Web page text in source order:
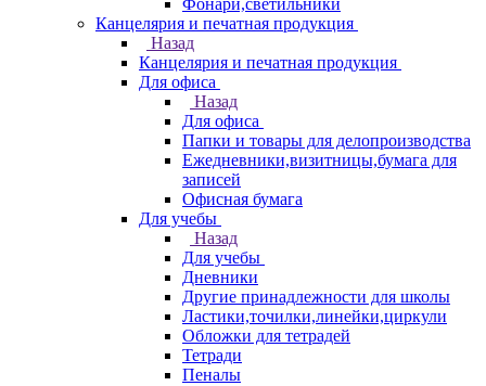
Фонари,светильники
Канцелярия и печатная продукция
Назад
Канцелярия и печатная продукция
Для офиса
Назад
Для офиса
Папки и товары для делопроизводства
Ежедневники,визитницы,бумага для
записей
Офисная бумага
Для учебы
Назад
Для учебы
Дневники
Другие принадлежности для школы
Ластики,точилки,линейки,циркули
Обложки для тетрадей
Тетради
Пеналы